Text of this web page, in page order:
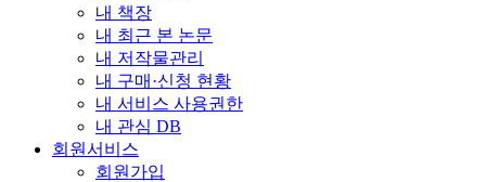
내 책장
내 최근 본 논문
내 저작물관리
내 구매·신청 현황
내 서비스 사용권한
내 관심 DB
회원서비스
회원가입